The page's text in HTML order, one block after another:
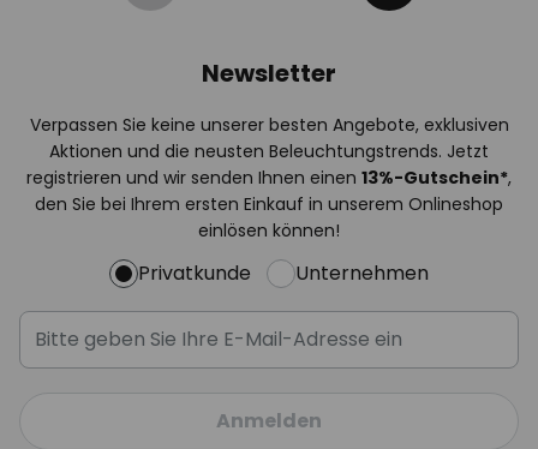
Newsletter
Verpassen Sie keine unserer besten Angebote, exklusiven
Aktionen und die neusten Beleuchtungstrends. Jetzt
registrieren und wir senden Ihnen einen 13%-Gutschein*,
den Sie bei Ihrem ersten Einkauf in unserem Onlineshop
einlösen können!
Privatkunde Unternehmen
Anmelden